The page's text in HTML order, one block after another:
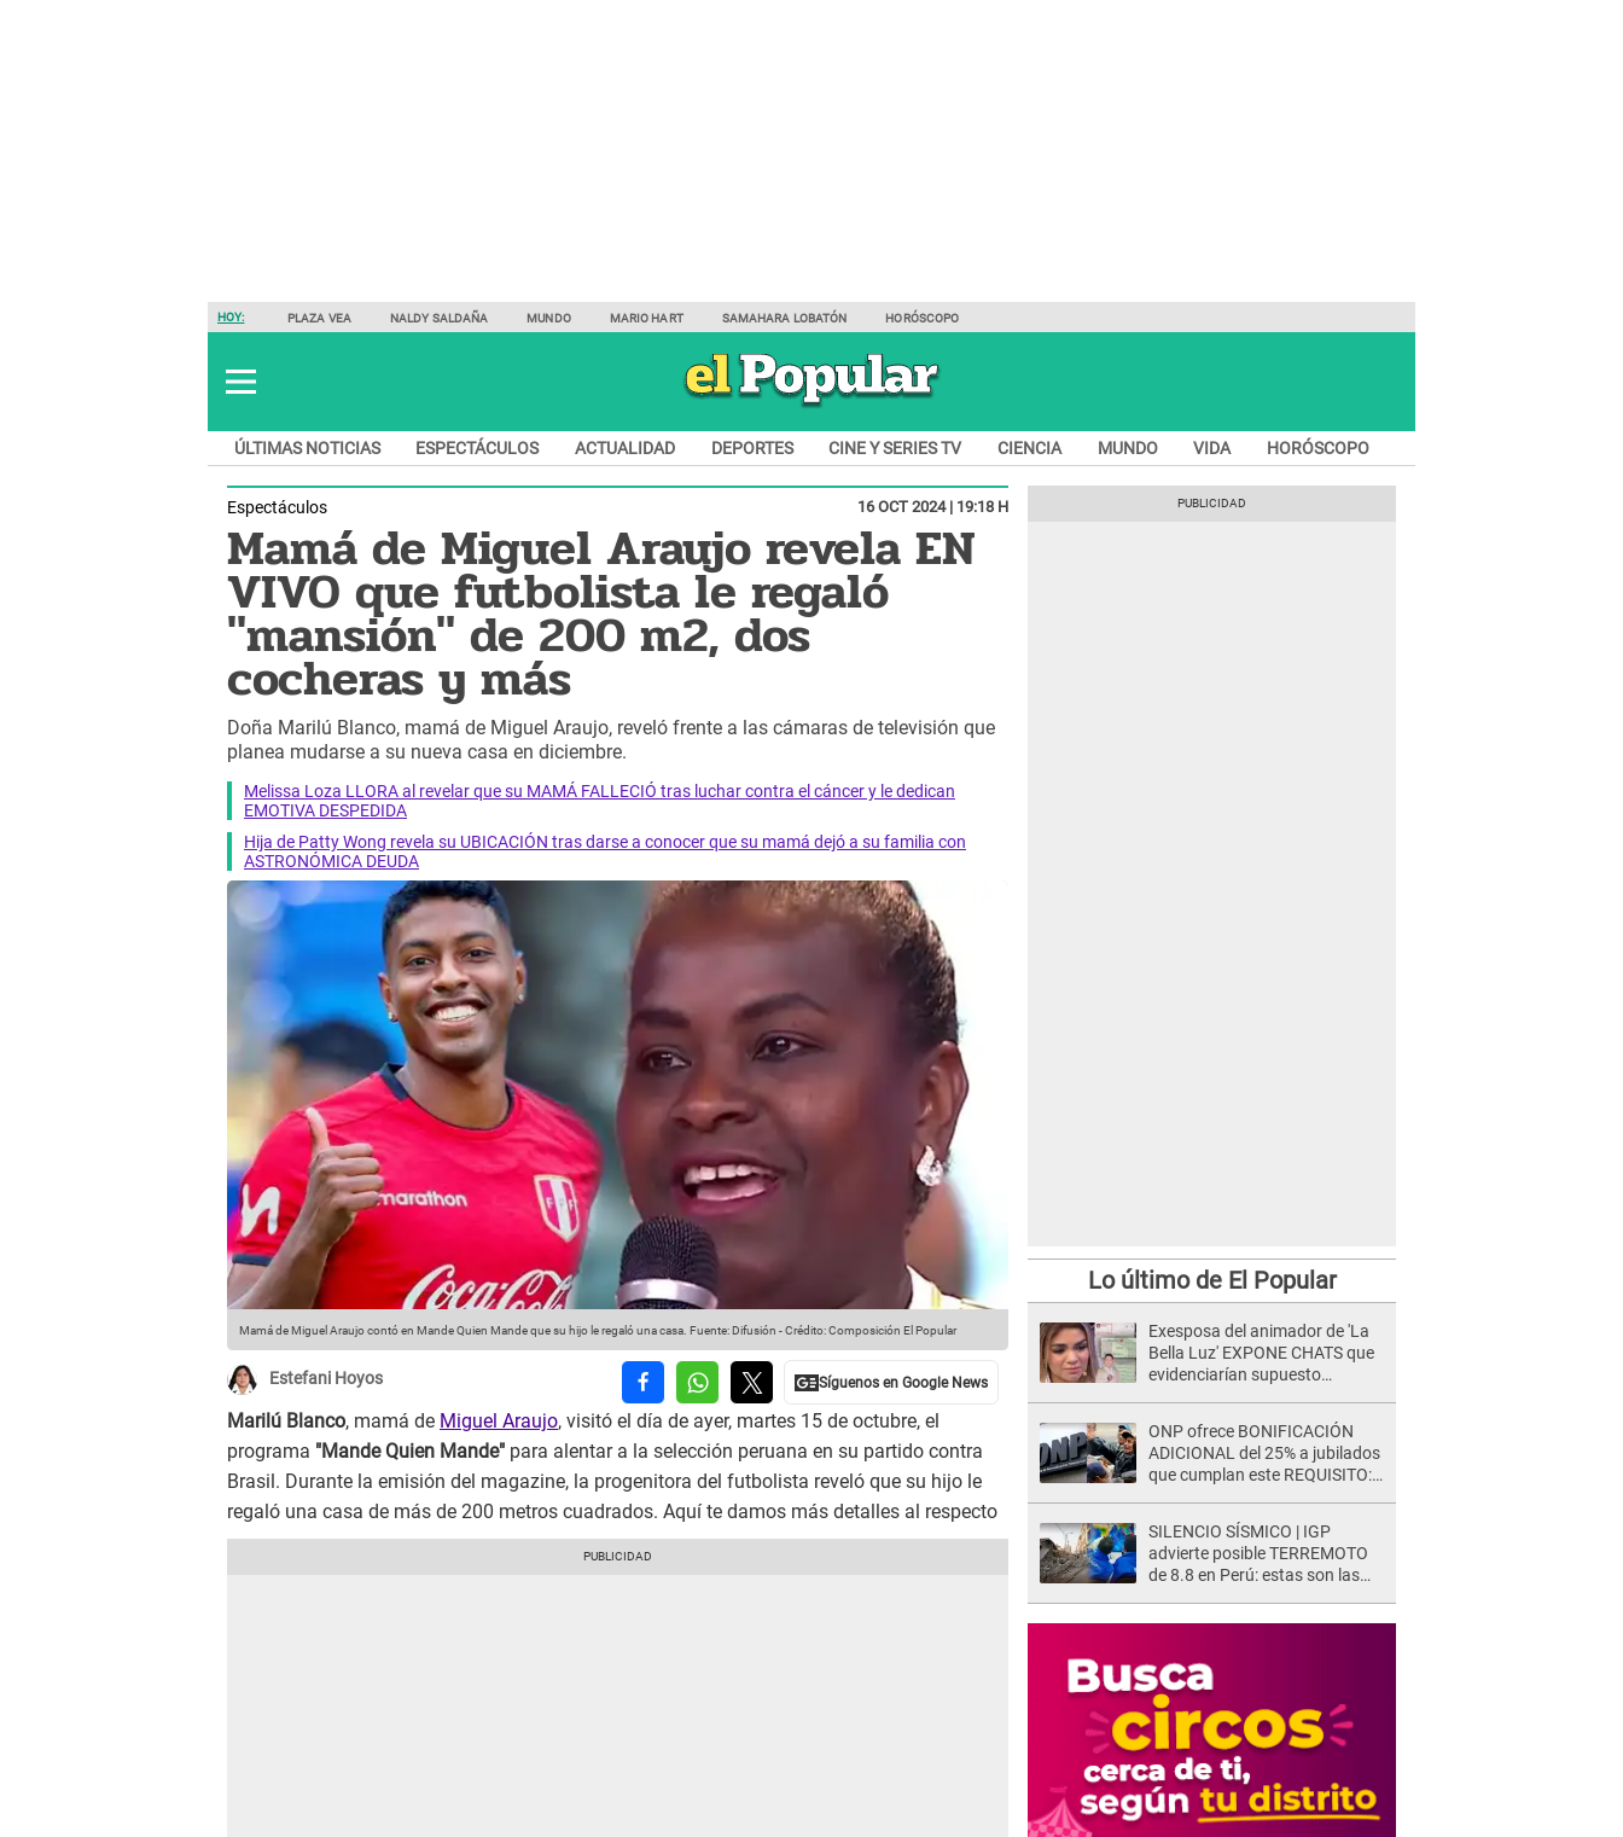
HOY: PLAZA VEA NALDY SALDAÑA MUNDO MARIO HART SAMAHARA LOBATÓN HORÓSCOPO
ÚLTIMAS NOTICIAS ESPECTÁCULOS ACTUALIDAD DEPORTES CINE Y SERIES TV CIENCIA MUNDO VIDA HORÓSCOPO
Espectáculos 16 OCT 2024 | 19:18 H
Mamá de Miguel Araujo revela EN
VIVO que futbolista le regaló
"mansión" de 200 m2, dos
cocheras y más
Doña Marilú Blanco, mamá de Miguel Araujo, reveló frente a las cámaras de televisión que
planea mudarse a su nueva casa en diciembre.
Melissa Loza LLORA al revelar que su MAMÁ FALLECIÓ tras luchar contra el cáncer y le dedican
EMOTIVA DESPEDIDA
Hija de Patty Wong revela su UBICACIÓN tras darse a conocer que su mamá dejó a su familia con
ASTRONÓMICA DEUDA
Mamá de Miguel Araujo contó en Mande Quien Mande que su hijo le regaló una casa. Fuente: Difusión -Crédito: Composición El Popular
Estefani Hoyos
Marilú Blanco, mamá de Miguel Araujo, visitó el día de ayer, martes 15 de octubre, el
programa "Mande Quien Mande" para alentar a la selección peruana en su partido contra
Brasil. Durante la emisión del magazine, la progenitora del futbolista reveló que su hijo le
regaló una casa de más de 200 metros cuadrados. Aquí te damos más detalles al respecto
Lo último de El Popular
Exesposa del animador de 'La
Bella Luz' EXPONE CHATS que
evidenciarían supuesto
Saldaña, pese a tener pareja
ONP ofrece BONIFICACIÓN
ADICIONAL del 25% a jubilados
que cumplan este REQUISITO:
SILENCIO SÍSMICO | IGP
advierte posible TERREMOTO
de 8.8 en Perú: estas son las